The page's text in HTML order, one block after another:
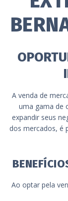
A venda de
uma gama de
expandir seus
dos mercados, é
Ao optar pela